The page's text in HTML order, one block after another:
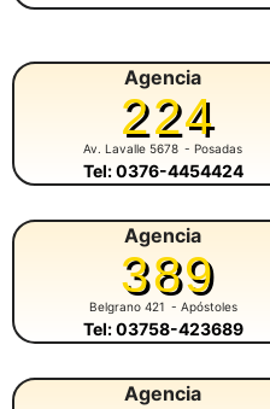
Agencia
224
Av. Lavalle 5678 - Posadas
Tel: 0376-4454424
Agencia
389
Belgrano 421 - Apóstoles
Tel: 03758-423689
Agencia